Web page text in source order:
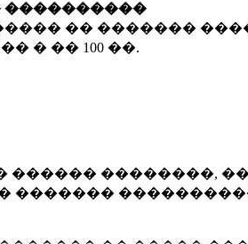
����������
�� �������
� �� 100 ��.
��������,
�������